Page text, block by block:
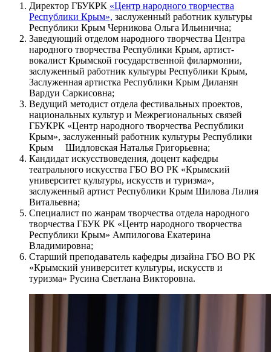
Директор ГБУКРК «Центр народного творчества
Республики Крым», заслуженный работник культуры
Республики Крым Черникова Ольга Ильинична;
Заведующий отделом народного творчества Центра
народного творчества Республики Крым, артист-
вокалист Крымской государственной филармонии,
заслуженный работник культуры Республики Крым,
Заслуженная артистка Республики Крым Диланян
Вардуи Саркисовна;
Ведущий методист отдела фестивальных проектов,
национальных культур и Межрегиональных связей
ГБУКРК «Центр народного творчества Республики
Крым», заслуженный работник культуры Республики
Крым Шидловская Наталья Григорьевна;
Кандидат искусствоведения, доцент кафедры
театрального искусства ГБО ВО РК «Крымский
университет культуры, искусств и туризма»,
заслуженный артист Республики Крым Шилова Лилия
Витальевна;
Специалист по жанрам творчества отдела народного
творчества ГБУК РК «Центр народного творчества
Республики Крым» Ампилогова Екатерина
Владимировна;
Старший преподаватель кафедры дизайна ГБО ВО РК
«Крымский университет культуры, искусств и
туризма» Русина Светлана Викторовна.